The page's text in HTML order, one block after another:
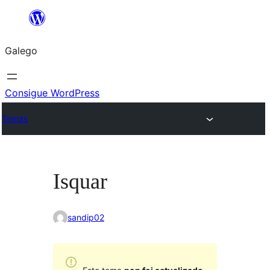
Saltar
contido
Galego
Consigue WordPress
Temas
Isquar
sandip02